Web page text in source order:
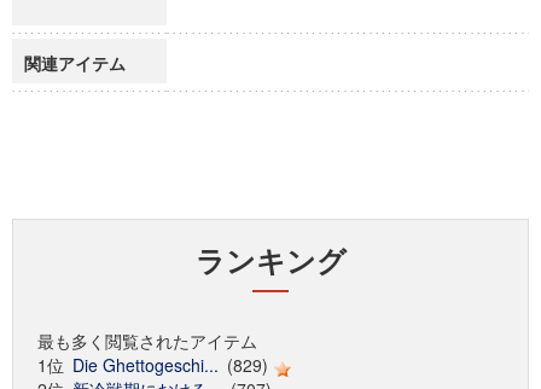
関連アイテム
ランキング
最も多く閲覧されたアイテム
1位 Die Ghettogeschi... (829)